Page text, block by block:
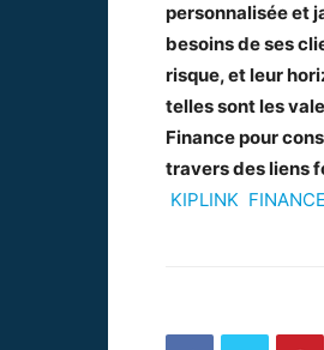
personnalisée et
besoins de ses
risque, et leur
telles sont les
Finance pour
travers des liens
KIPLINK FINANCE